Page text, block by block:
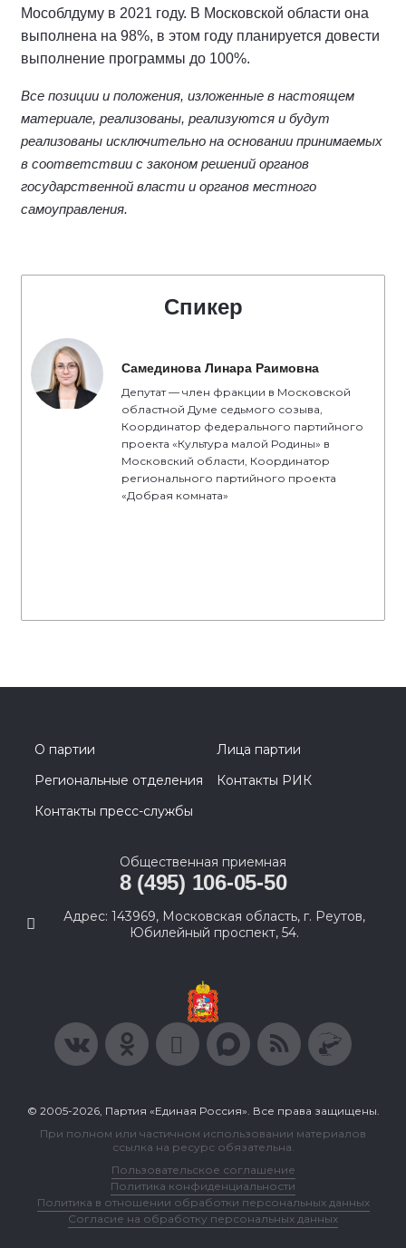
Мособлдуму в 2021 году. В Московской области она
выполнена на 98%, в этом году планируется довести
выполнение программы до 100%.
Все позиции и положения, изложенные в настоящем
материале, реализованы, реализуются и будут
реализованы исключительно на основании принимаемых
в соответствии с законом решений органов
государственной власти и органов местного
самоуправления.
Спикер
Самединова Линара Раимовна
Депутат — член фракции в Московской
областной Думе седьмого созыва,
Координатор федерального партийного
проекта «Культура малой Родины» в
Московский области, Координатор
регионального партийного проекта
«Добрая комната»
О партии
Лица партии
Региональные отделения
Контакты РИК
Контакты пресс-службы
Общественная приемная
8 (495) 106-05-50
Адрес: 143969, Московская область, г. Реутов,
Юбилейный проспект, 54.
© 2005-2026, Партия «Единая Россия». Все права защищены.
При полном или частичном использовании материалов
ссылка на ресурс обязательна.
Пользовательское соглашение
Политика конфиденциальности
Политика в отношении обработки персональных данных
Согласие на обработку персональных данных